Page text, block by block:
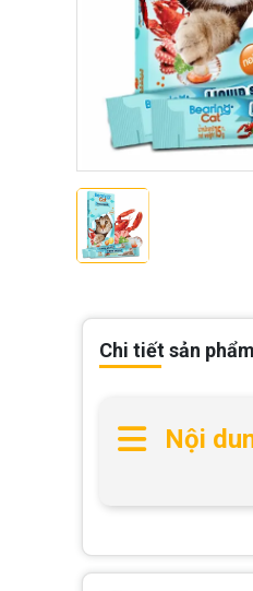
Chi tiết sản phẩm
Nội